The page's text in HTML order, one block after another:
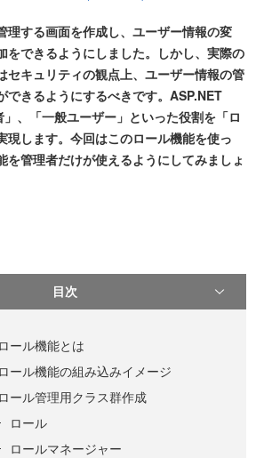
理する画面を作成し、ユーザー情報の変
をできるようにしました。しかし、実際の
セキュリティの観点上、ユーザー情報の管
できるようにするべきです。ASP.NET
、「一般ユーザー」といった役割を「ロ
現します。今回はこのロール機能を使っ
を管理者だけが使えるようにしてみましょ
目次
ロール機能とは
ロール機能の組み込みイメージ
ロール管理用クラス群作成
ロール
ロールマネージャー